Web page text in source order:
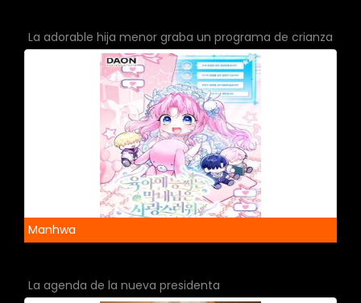
La adorable hija menor graba un programa de crianza
Manhwa
La agenda de la nueva presidenta